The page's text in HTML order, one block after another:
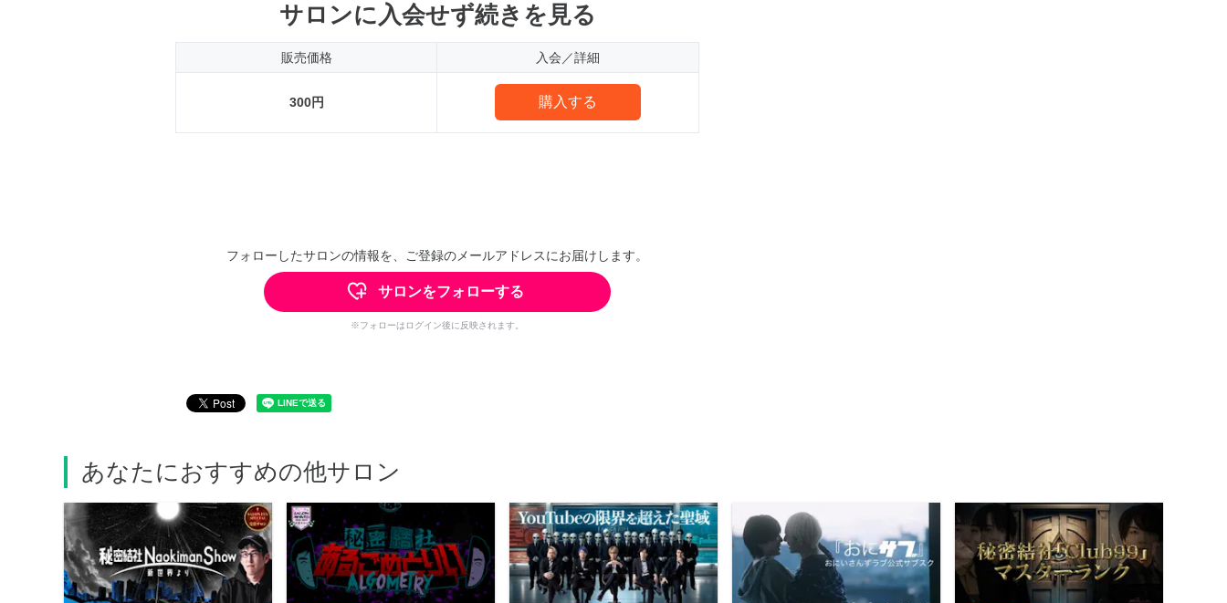
サロンに入会せず続きを見る
販売価格 入会／詳細
300円 購入する
フォローしたサロンの情報を、ご登録のメールアドレスにお届けします。
サロンをフォローする
※フォローはログイン後に反映されます。
あなたにおすすめの他サロン